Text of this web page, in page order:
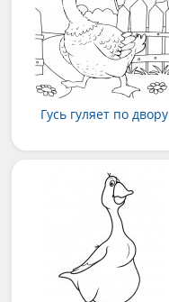
Гусь гуляет по двору